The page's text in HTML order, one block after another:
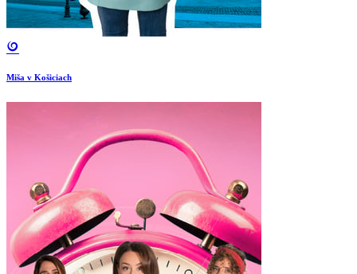
Miša v Košiciach